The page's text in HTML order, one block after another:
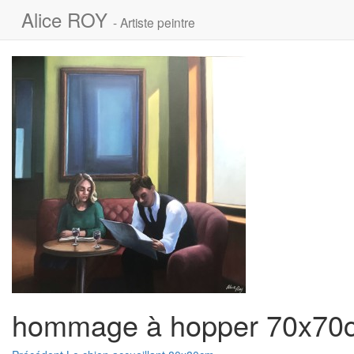
Alice ROY - Artiste peintre
hommage à hopper